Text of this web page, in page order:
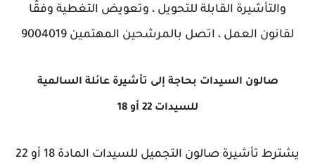
والتأشيرة القابلة للتحويل ، وتعويض التغطية وفقًا
لقانون العمل ، اتصل بالمرشحين المهتمين 9004019
صالون السيدات بحاجة إلى تأشيرة عائلة السالمية
للسيدات 22 أو 18
يشترط تأشيرة صالون التجميل للسيدات المادة 18 أو 22